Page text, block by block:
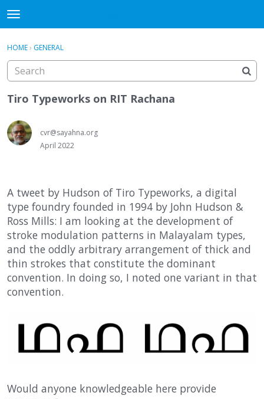
t
o
g
g
e
m
n
u
Sign In ·
HOME› GENERAL
Tiro Typeworks on RIT Rachana
cvr@sayahna.org
April 2022
A tweet by Hudson of Tiro Typeworks, a digital
type foundry founded in 1994 by John Hudson &
Ross Mills: I am looking at the development of
stroke modulation patterns in Malayalam types,
and the oddly arbitrary arrangement of thick and
thin strokes that constitute the dominant
convention. In doing so, I noted one variant in that
convention.
Would anyone knowledgeable here provide